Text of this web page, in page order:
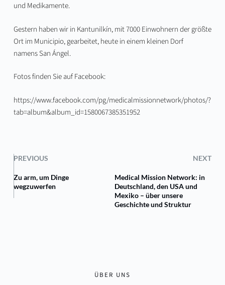
und Medikamente.
Gestern haben wir in Kantunilkín, mit 7000 Einwohnern der größte
Ort im Municipio, gearbeitet, heute in einem kleinen Dorf
namens San Ángel.
Fotos finden Sie auf Facebook:
https://www.facebook.com/pg/medicalmissionnetwork/photos/?
tab=album&album_id=1580067385351952
PREVIOUS NEXT
Zu arm, um Dinge
wegzuwerfen
Medical Mission Network: in
Deutschland, den USA und
Mexiko – über unsere
Geschichte und Struktur
ÜBER UNS